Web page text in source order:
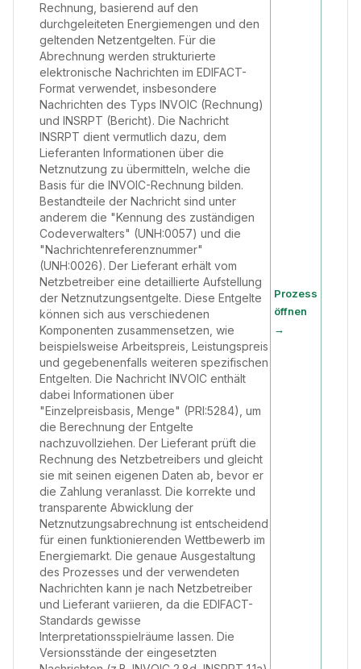
Rechnung, basierend auf den
durchgeleiteten Energiemengen und den
geltenden Netzentgelten. Für die
Abrechnung werden strukturierte
elektronische Nachrichten im EDIFACT-
Format verwendet, insbesondere
Nachrichten des Typs INVOIC (Rechnung)
und INSRPT (Bericht). Die Nachricht
INSRPT dient vermutlich dazu, dem
Lieferanten Informationen über die
Netznutzung zu übermitteln, welche die
Basis für die INVOIC-Rechnung bilden.
Bestandteile der Nachricht sind unter
anderem die "Kennung des zuständigen
Codeverwalters" (UNH:0057) und die
"Nachrichtenreferenznummer"
(UNH:0026). Der Lieferant erhält vom
Netzbetreiber eine detaillierte Aufstellung
der Netznutzungsentgelte. Diese Entgelte
können sich aus verschiedenen
Komponenten zusammensetzen, wie
beispielsweise Arbeitspreis, Leistungspreis
und gegebenenfalls weiteren spezifischen
Entgelten. Die Nachricht INVOIC enthält
dabei Informationen über
"Einzelpreisbasis, Menge" (PRI:5284), um
die Berechnung der Entgelte
nachzuvollziehen. Der Lieferant prüft die
Rechnung des Netzbetreibers und gleicht
sie mit seinen eigenen Daten ab, bevor er
die Zahlung veranlasst. Die korrekte und
transparente Abwicklung der
Netznutzungsabrechnung ist entscheidend
für einen funktionierenden Wettbewerb im
Energiemarkt. Die genaue Ausgestaltung
des Prozesses und der verwendeten
Nachrichten kann je nach Netzbetreiber
und Lieferant variieren, da die EDIFACT-
Standards gewisse
Interpretationsspielräume lassen. Die
Versionsstände der eingesetzten
Prozess
öffnen
→